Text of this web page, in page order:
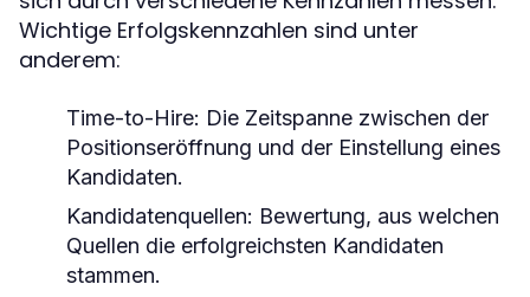
Wichtige Erfolgskennzahlen sind unter
anderem:
Time-to-Hire: Die Zeitspanne zwischen der
Positionseröffnung und der Einstellung eines
Kandidaten.
Kandidatenquellen: Bewertung, aus welchen
Quellen die erfolgreichsten Kandidaten
stammen.